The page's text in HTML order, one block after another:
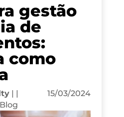
gestão
de
como
| 15/03/2024
|
Blog